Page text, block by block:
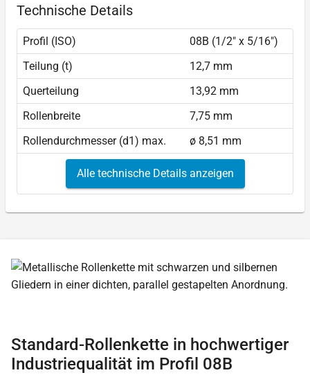
Technische Details
Profil (ISO)
08B (1/2" x 5/16")
Teilung (t)
12,7 mm
Querteilung
13,92 mm
Rollenbreite
7,75 mm
Rollendurchmesser (d1) max.
ø 8,51 mm
Alle technische Details anzeigen
Standard-Rollenkette in hochwertiger
Industriequalität im Profil 08B